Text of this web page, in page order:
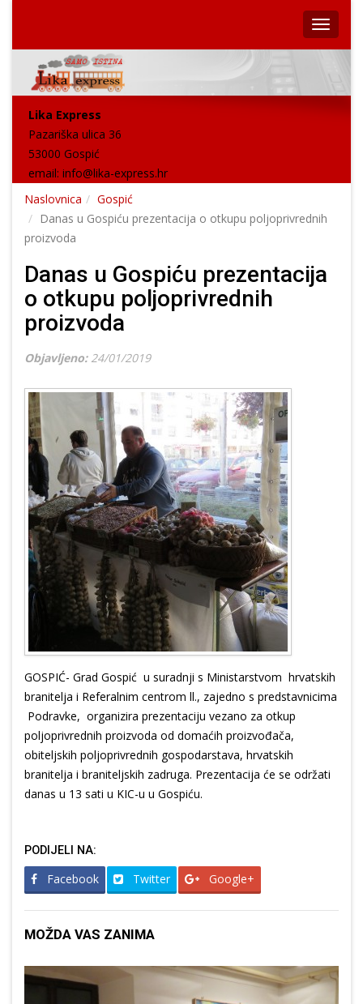
Lika Express
Pazariška ulica 36
53000 Gospić
email: info@lika-express.hr
Naslovnica
Gospić
Danas u Gospiću prezentacija o otkupu poljoprivrednih
proizvoda
Danas u Gospiću prezentacija
o otkupu poljoprivrednih
proizvoda
Objavljeno: 24/01/2019
GOSPIĆ- Grad Gospić u suradnji s Ministarstvom hrvatskih
branitelja i Referalnim centrom ll., zajedno s predstavnicima
Podravke, organizira prezentaciju vezano za otkup
poljoprivrednih proizvoda od domaćih proizvođača,
obiteljskih poljoprivrednih gospodarstava, hrvatskih
branitelja i braniteljskih zadruga. Prezentacija će se održati
danas u 13 sati u KIC-u u Gospiću.
PODIJELI NA:
Facebook Twitter Google+
MOŽDA VAS ZANIMA